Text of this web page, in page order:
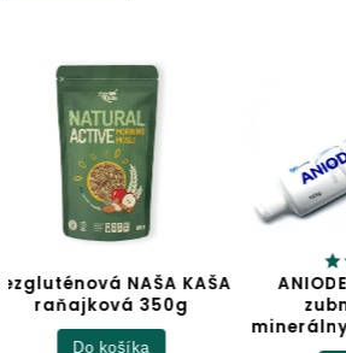
ANIODENT aniónová
zubná pasta s
minerálnymi soľami 165g